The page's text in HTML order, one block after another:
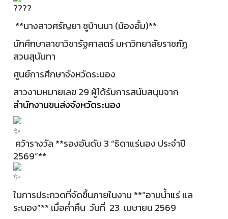
**นางสาวศรัญยา ชูบ้านนา (น้องอั้ม)**
นักศึกษาสาขาวิชารัฐศาสตร์ มหาวิทยาลัยราชภัฏ
สวนสุนันทา
ศูนย์การศึกษาจังหวัดระนอง
สาวงามหมายเลข 29 ผู้ได้รับการสนับสนุนจาก
สำนักงานขนส่งจังหวัดระนอง
คว้ารางวัล **รองอันดับ 3 “ธิดาแร่นอง ประจำปี
2569”**
ในการประกวดที่จัดขึ้นภายในงาน **“อาบน้ำแร่ แล
ระนอง”** เมื่อค่ำคืน วันที่ 23 เมษายน 2569